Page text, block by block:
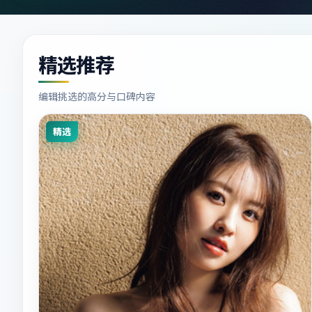
精选推荐
编辑挑选的高分与口碑内容
精选